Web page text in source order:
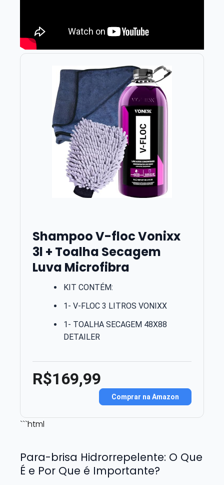
Shampoo V-floc Vonixx
3l + Toalha Secagem
Luva Microfibra
KIT CONTÉM:
1- V-FLOC 3 LITROS VONIXX
1- TOALHA SECAGEM 48X88
DETAILER
R$169,99
Comprar na Amazon
```html
Para-brisa Hidrorrepelente: O Que
É e Por Que é Importante?